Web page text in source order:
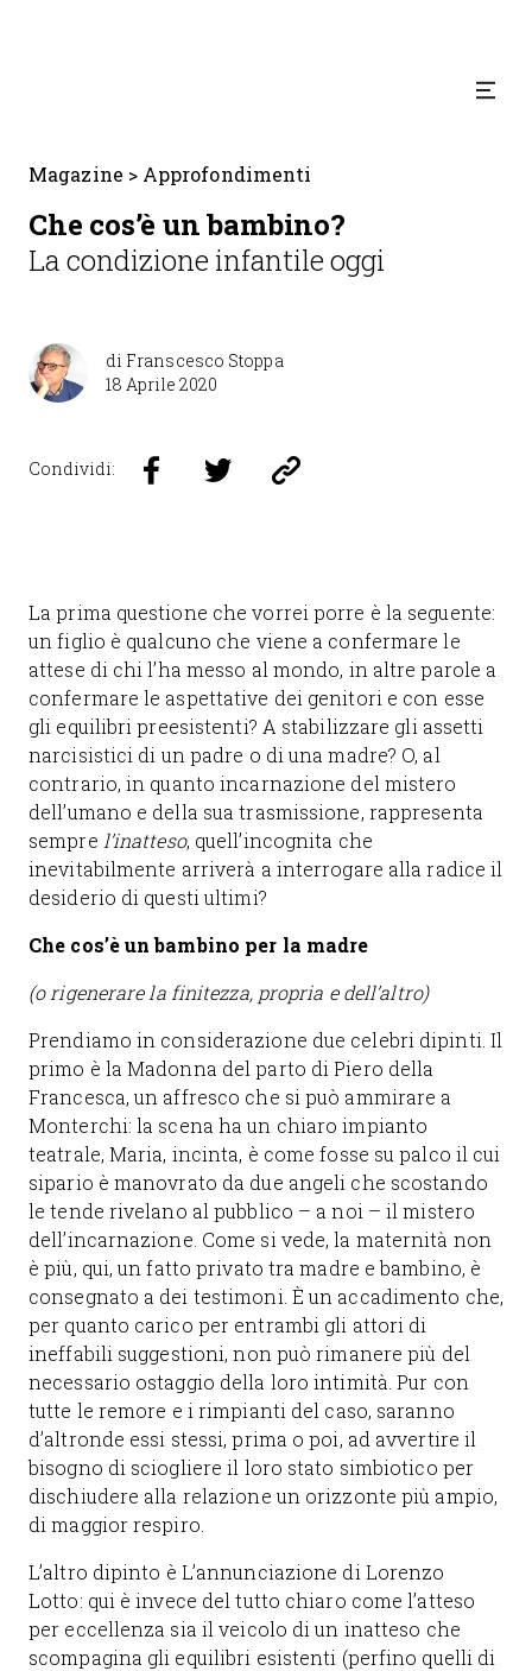
Magazine > Approfondimenti
Che cos’è un bambino?
La condizione infantile oggi
di Franscesco Stoppa
18 Aprile 2020
Condividi:
La prima questione che vorrei porre è la seguente:
un figlio è qualcuno che viene a confermare le
attese di chi l’ha messo al mondo, in altre parole a
confermare le aspettative dei genitori e con esse
gli equilibri preesistenti? A stabilizzare gli assetti
narcisistici di un padre o di una madre? O, al
contrario, in quanto incarnazione del mistero
dell’umano e della sua trasmissione, rappresenta
sempre l’inatteso, quell’incognita che
inevitabilmente arriverà a interrogare alla radice il
desiderio di questi ultimi?
Che cos’è un bambino per la madre
(o rigenerare la finitezza, propria e dell’altro)
Prendiamo in considerazione due celebri dipinti. Il
primo è la Madonna del parto di Piero della
Francesca, un affresco che si può ammirare a
Monterchi: la scena ha un chiaro impianto
teatrale, Maria, incinta, è come fosse su palco il cui
sipario è manovrato da due angeli che scostando
le tende rivelano al pubblico – a noi – il mistero
dell’incarnazione. Come si vede, la maternità non
è più, qui, un fatto privato tra madre e bambino, è
consegnato a dei testimoni. È un accadimento che,
per quanto carico per entrambi gli attori di
ineffabili suggestioni, non può rimanere più del
necessario ostaggio della loro intimità. Pur con
tutte le remore e i rimpianti del caso, saranno
d’altronde essi stessi, prima o poi, ad avvertire il
bisogno di sciogliere il loro stato simbiotico per
dischiudere alla relazione un orizzonte più ampio,
di maggior respiro.
L’altro dipinto è L’annunciazione di Lorenzo
Lotto: qui è invece del tutto chiaro come l’atteso
per eccellenza sia il veicolo di un inatteso che
scompagina gli equilibri esistenti (perfino quelli di